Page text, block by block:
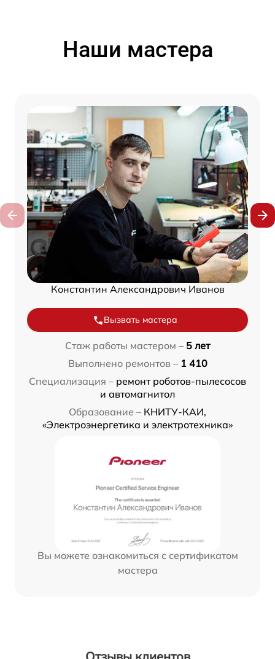
Наши мастера
Константин Александрович Иванов
Вызвать мастера
Стаж работы мастером – 5 лет
Выполнено ремонтов – 1 410
Специализация – ремонт роботов-пылесосов
и автомагнитол
Образование – КНИТУ-КАИ,
«Электроэнергетика и электротехника»
Вы можете ознакомиться с сертификатом
мастера